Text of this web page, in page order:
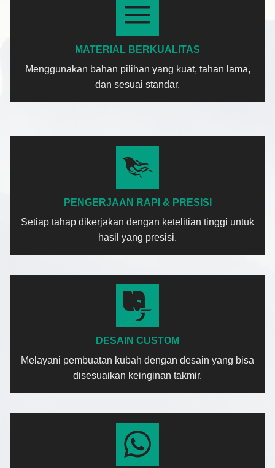
MATERIAL BERKUALITAS
Menggunakan bahan pilihan yang kuat, tahan lama,
dan sesuai standar.
PENGERJAAN RAPI & PRESISI
Setiap tahap dikerjakan dengan ketelitian tinggi untuk
hasil yang presisi.
DESAIN CUSTOM
Melayani pembuatan kubah dengan desain yang bisa
disesuaikan keinginan takmir.